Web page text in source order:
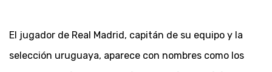
El jugador de Real Madrid, capitán de su equipo y la
selección uruguaya, aparece con nombres como los